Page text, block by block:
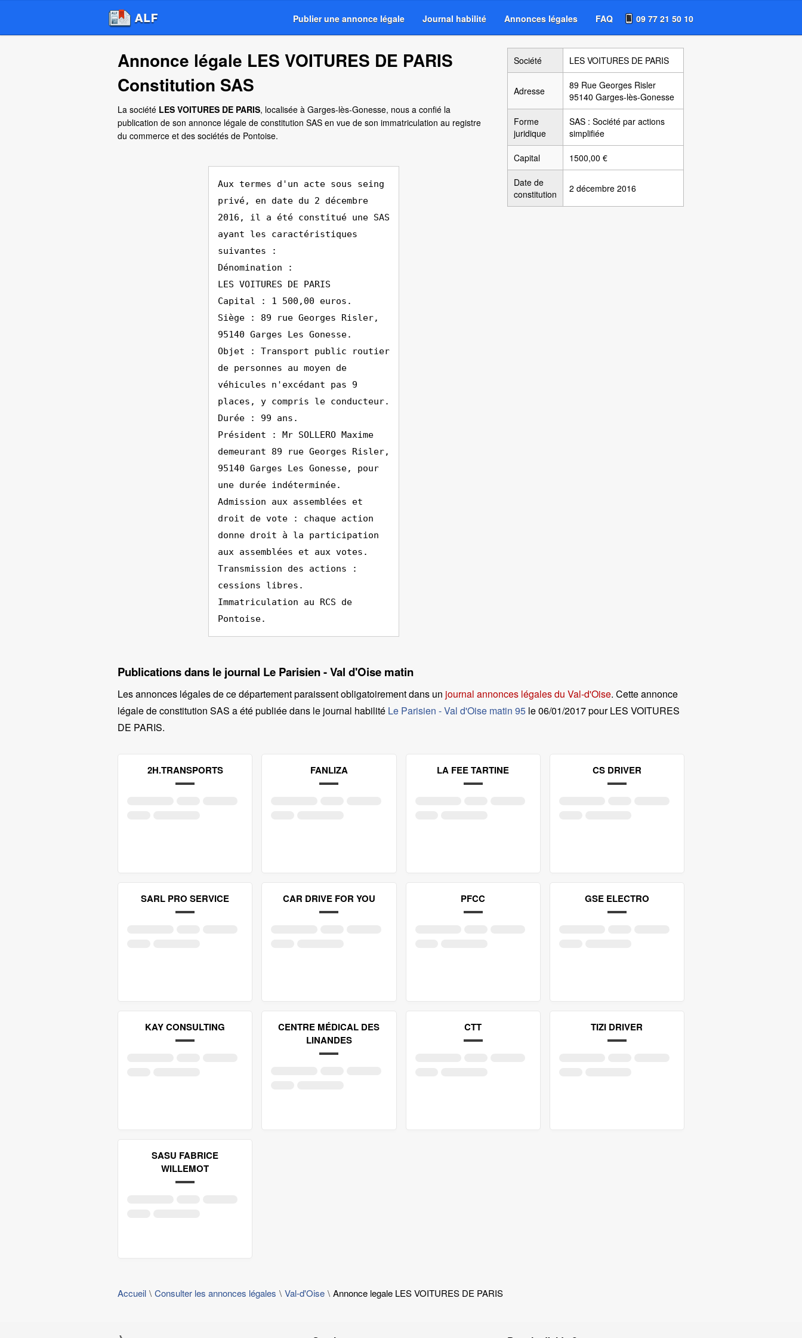
Publier une annonce légale Journal habilité Annonces légales FAQ 09 77 21 50 10
Annonce légale LES VOITURES DE PARIS
Constitution SAS
La société LES VOITURES DE PARIS, localisée à Garges-lès-Gonesse, nous a confié la
publication de son annonce légale de constitution SAS en vue de son immatriculation au registre
du commerce et des sociétés de Pontoise.
Aux termes d'un acte sous seing
privé, en date du 2 décembre
2016, il a été constitué une SAS
ayant les caractéristiques
suivantes :
Dénomination :
LES VOITURES DE PARIS
Capital : 1 500,00 euros.
Siège : 89 rue Georges Risler,
95140 Garges Les Gonesse.
Objet : Transport public routier
de personnes au moyen de
véhicules n'excédant pas 9
places, y compris le conducteur.
Durée : 99 ans.
Président : Mr SOLLERO Maxime
demeurant 89 rue Georges Risler,
95140 Garges Les Gonesse, pour
une durée indéterminée.
Admission aux assemblées et
droit de vote : chaque action
donne droit à la participation
aux assemblées et aux votes.
Transmission des actions :
cessions libres.
Immatriculation au RCS de
Pontoise.
Société LES VOITURES DE PARIS
Adresse
89 Rue Georges Risler
95140 Garges-lès-Gonesse
Forme
juridique
SAS : Société par actions
simplifiée
Capital 1500,00 €
Date de
constitution
2 décembre 2016
Publications dans le journal Le Parisien - Val d'Oise matin
Les annonces légales de ce département paraissent obligatoirement dans un journal annonces légales du Val-d'Oise. Cette annonce
légale de constitution SAS a été publiée dans le journal habilité Le Parisien - Val d'Oise matin 95 le06/01/2017 pour LES VOITURES
DE PARIS.
2H.TRANSPORTS FANLIZA LA FEE TARTINE CS DRIVER
SARL PRO SERVICE CAR DRIVE FOR YOU PFCC GSE ELECTRO
KAY CONSULTING
CENTRE MÉDICAL DES
LINANDES
CTT TIZI DRIVER
SASU FABRICE
WILLEMOT
Accueil Consulter les annonces légales Val-d'Oise Annonce legale LES VOITURES DE PARIS